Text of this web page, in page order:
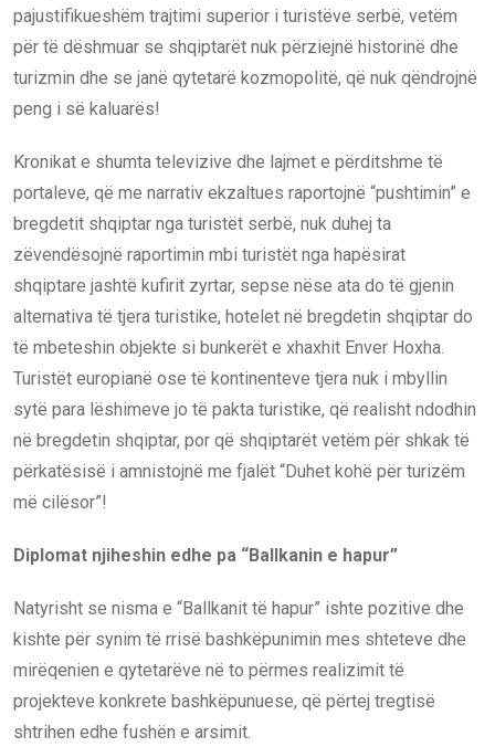
pajustifikueshëm trajtimi superior i turistëve serbë, vetëm
për të dëshmuar se shqiptarët nuk përziejnë historinë dhe
turizmin dhe se janë qytetarë kozmopolitë, që nuk qëndrojnë
peng i së kaluarës!
Kronikat e shumta televizive dhe lajmet e përditshme të
portaleve, që me narrativ ekzaltues raportojnë “pushtimin” e
bregdetit shqiptar nga turistët serbë, nuk duhej ta
zëvendësojnë raportimin mbi turistët nga hapësirat
shqiptare jashtë kufirit zyrtar, sepse nëse ata do të gjenin
alternativa të tjera turistike, hotelet në bregdetin shqiptar do
të mbeteshin objekte si bunkerët e xhaxhit Enver Hoxha.
Turistët europianë ose të kontinenteve tjera nuk i mbyllin
sytë para lëshimeve jo të pakta turistike, që realisht ndodhin
në bregdetin shqiptar, por që shqiptarët vetëm për shkak të
përkatësisë i amnistojnë me fjalët “Duhet kohë për turizëm
më cilësor”!
Diplomat njiheshin edhe pa “Ballkanin e hapur”
Natyrisht se nisma e “Ballkanit të hapur” ishte pozitive dhe
kishte për synim të rrisë bashkëpunimin mes shteteve dhe
mirëqenien e qytetarëve në to përmes realizimit të
projekteve konkrete bashkëpunuese, që përtej tregtisë
shtrihen edhe fushën e arsimit.